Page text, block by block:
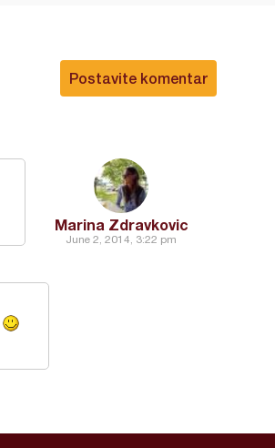
Postavite komentar
Marina Zdravkovic
June 2, 2014, 3:22 pm